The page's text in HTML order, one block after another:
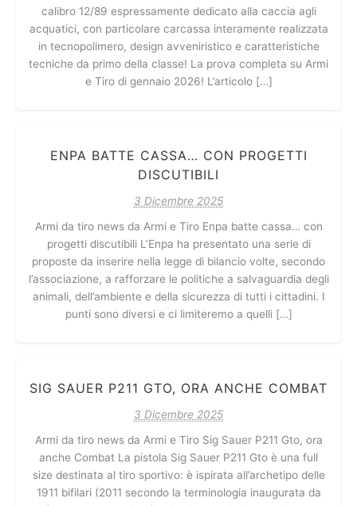
calibro 12/89 espressamente dedicato alla caccia agli
acquatici, con particolare carcassa interamente realizzata
in tecnopolimero, design avveniristico e caratteristiche
tecniche da primo della classe! La prova completa su Armi
e Tiro di gennaio 2026! L’articolo […]
ENPA BATTE CASSA… CON PROGETTI
DISCUTIBILI
3 Dicembre 2025
Armi da tiro news da Armi e Tiro Enpa batte cassa… con
progetti discutibili L’Enpa ha presentato una serie di
proposte da inserire nella legge di bilancio volte, secondo
l’associazione, a rafforzare le politiche a salvaguardia degli
animali, dell’ambiente e della sicurezza di tutti i cittadini. I
punti sono diversi e ci limiteremo a quelli […]
SIG SAUER P211 GTO, ORA ANCHE COMBAT
3 Dicembre 2025
Armi da tiro news da Armi e Tiro Sig Sauer P211 Gto, ora
anche Combat La pistola Sig Sauer P211 Gto è una full
size destinata al tiro sportivo: è ispirata all’archetipo delle
1911 bifilari (2011 secondo la terminologia inaugurata da